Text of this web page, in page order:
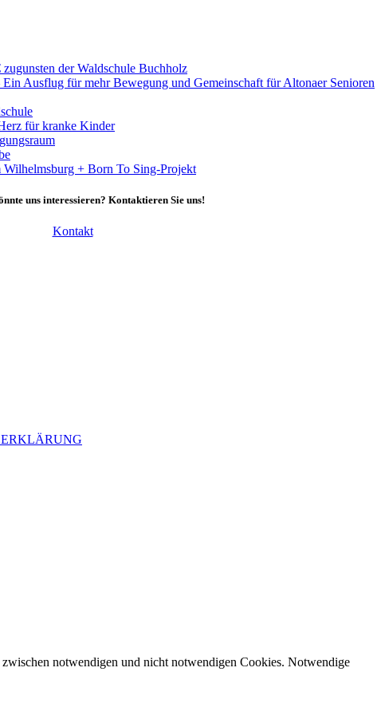
der Waldschule Buchholz
Ausflug für mehr Bewegung und Gemeinschaft für Altonaer Senioren
für kranke Kinder
+ Born To Sing-Projekt
uns interessieren? Kontaktieren Sie uns!
Kontakt
notwendigen und nicht notwendigen Cookies. Notwendige